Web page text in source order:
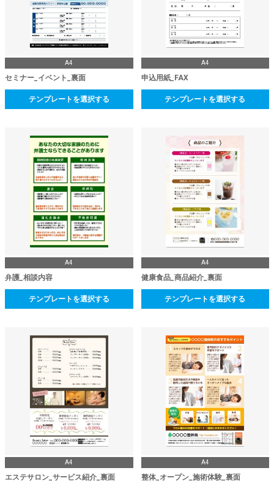
A4
セミナー_イベント_裏面
テンプレートを選択する
A4
申込用紙_FAX
テンプレートを選択する
A4
弁護_相談内容
テンプレートを選択する
A4
健康食品_商品紹介_裏面
テンプレートを選択する
A4
エステサロン_サービス紹介_裏面
A4
整体_オープン_施術体験_裏面